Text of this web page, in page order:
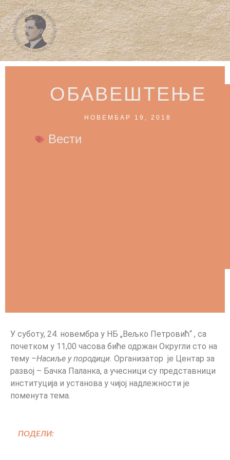
ОБАВЕШТЕЊЕ
НОВЕМБАР 19, 2018
Вести
У суботу, 24. новембра у НБ „Вељко Петровић“ , са
почетком у 11,00 часова биће одржан Округли сто на
тему –Насиље у породици. Организатор је Центар за
развој – Бачка Паланка, а учесници су представници
институција и установа у чијој надлежности је
поменута тема.
ПОДЕЛИ: